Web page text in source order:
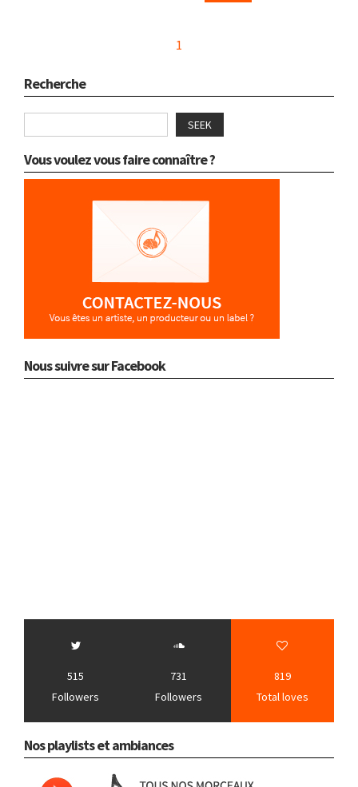
1
Recherche
SEEK
Vous voulez vous faire connaître ?
Nous suivre sur Facebook
515
Followers
731
Followers
819
Total loves
Nos playlists et ambiances